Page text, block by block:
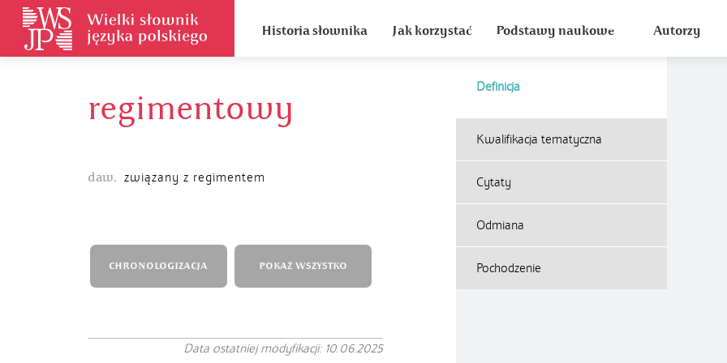
Historia słownika Jak korzystać Podstawy naukowe Autorzy
regimentowy
Definicja
daw. związany z regimentem
Kwalifikacja tematyczna
Cytaty
Odmiana
Pochodzenie
CHRONOLOGIZACJA POKAŻ WSZYSTKO
Data ostatniej modyfikacji: 10.06.2025